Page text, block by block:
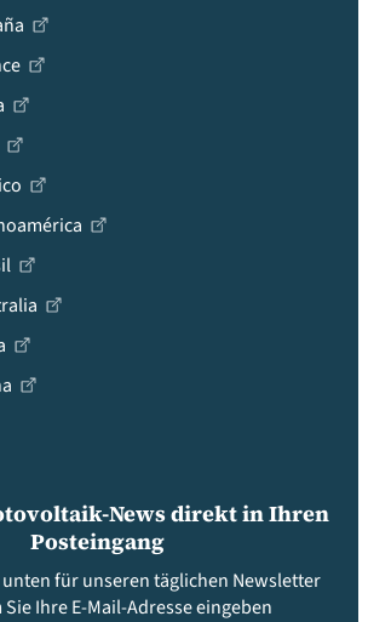
News direkt in Ihren
Posteingang
unten für unseren täglichen Newsletter
Ihre E-Mail-Adresse eingeben